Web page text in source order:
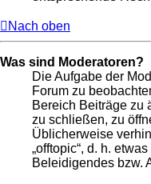
Nach oben
Was sind Moderatoren?
Die Aufgabe der
Forum zu
Bereich Beiträge zu
zu schließen, zu
Üblicherweise
„offtopic“, d. h.
Beleidigendes bzw.